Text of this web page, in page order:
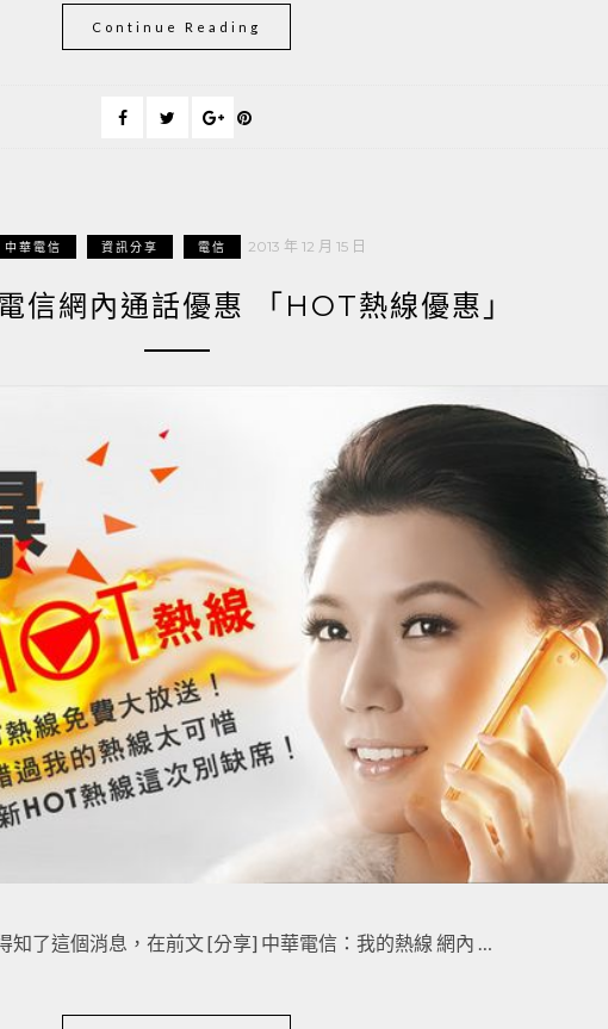
Continue Reading
中華電信 資訊分享 電信 2013 年 12 月 15 日
信網內通話優惠 「HOT熱線優惠」
了這個消息，在前文 [分享] 中華電信：我的熱線 網內 …